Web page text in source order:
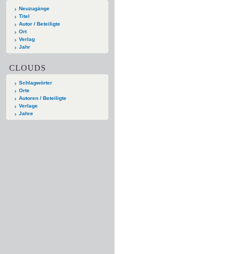
Neuzugänge
Titel
Autor / Beteiligte
Ort
Verlag
Jahr
CLOUDS
Schlagwörter
Orte
Autoren / Beteiligte
Verlage
Jahre